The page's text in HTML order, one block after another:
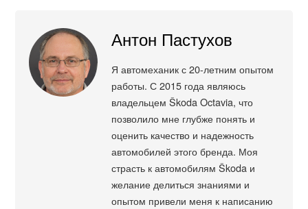
Антон Пастухов
Я автомеханик с 20-летним опытом
работы. С 2015 года являюсь
владельцем Škoda Octavia, что
позволило мне глубже понять и
оценить качество и надежность
автомобилей этого бренда. Моя
страсть к автомобилям Škoda и
желание делиться знаниями и
опытом привели меня к написанию